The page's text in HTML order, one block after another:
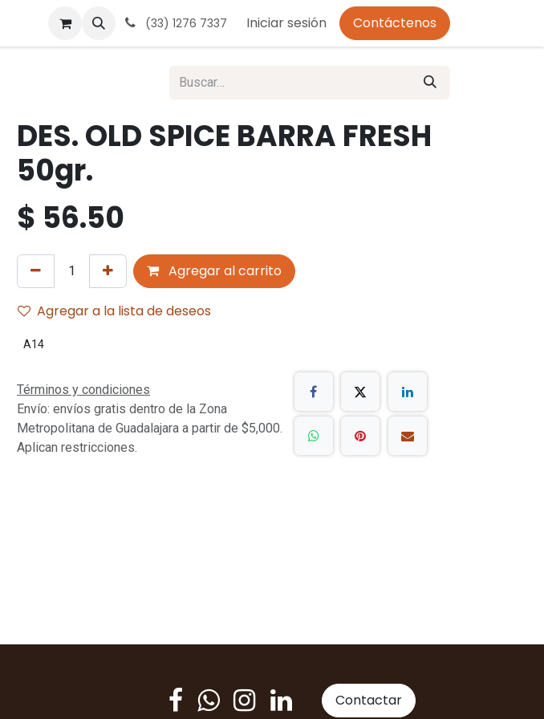
Términos y condiciones Aviso de Privacidad
(33) 1276 7337 Iniciar sesión Contáctenos
DES. OLD SPICE BARRA FRESH
50gr.
$ 56.50
Agregar al carrito
Agregar a la lista de deseos
A14
Términos y condiciones
Envío: envíos gratis dentro de la Zona
Metropolitana de Guadalajara a partir de $5,000.
Aplican restricciones.
Contactar